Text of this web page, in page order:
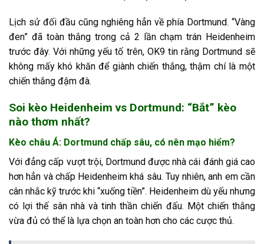
Lịch sử đối đầu cũng nghiêng hẳn về phía Dortmund. “Vàng
đen” đã toàn thắng trong cả 2 lần chạm trán Heidenheim
trước đây. Với những yếu tố trên, OK9 tin rằng Dortmund sẽ
không mấy khó khăn để giành chiến thắng, thậm chí là một
chiến thắng đậm đà.
Soi kèo Heidenheim vs Dortmund: “Bắt” kèo
nào thơm nhất?
Kèo châu Á: Dortmund chấp sâu, có nên mạo hiểm?
Với đẳng cấp vượt trội, Dortmund được nhà cái đánh giá cao
hơn hẳn và chấp Heidenheim khá sâu. Tuy nhiên, anh em cần
cân nhắc kỹ trước khi “xuống tiền”. Heidenheim dù yếu nhưng
có lợi thế sân nhà và tinh thần chiến đấu. Một chiến thắng
vừa đủ có thể là lựa chọn an toàn hơn cho các cược thủ.